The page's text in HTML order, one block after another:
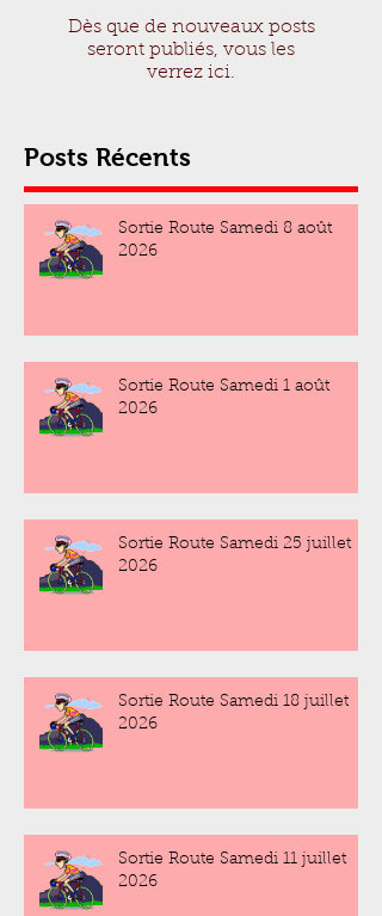
Dès que de nouveaux posts
seront publiés, vous les
verrez ici.
Posts Récents
Sortie Route Samedi 8 août
2026
Sortie Route Samedi 1 août
2026
Sortie Route Samedi 25 juillet
2026
Sortie Route Samedi 18 juillet
2026
Sortie Route Samedi 11 juillet
2026